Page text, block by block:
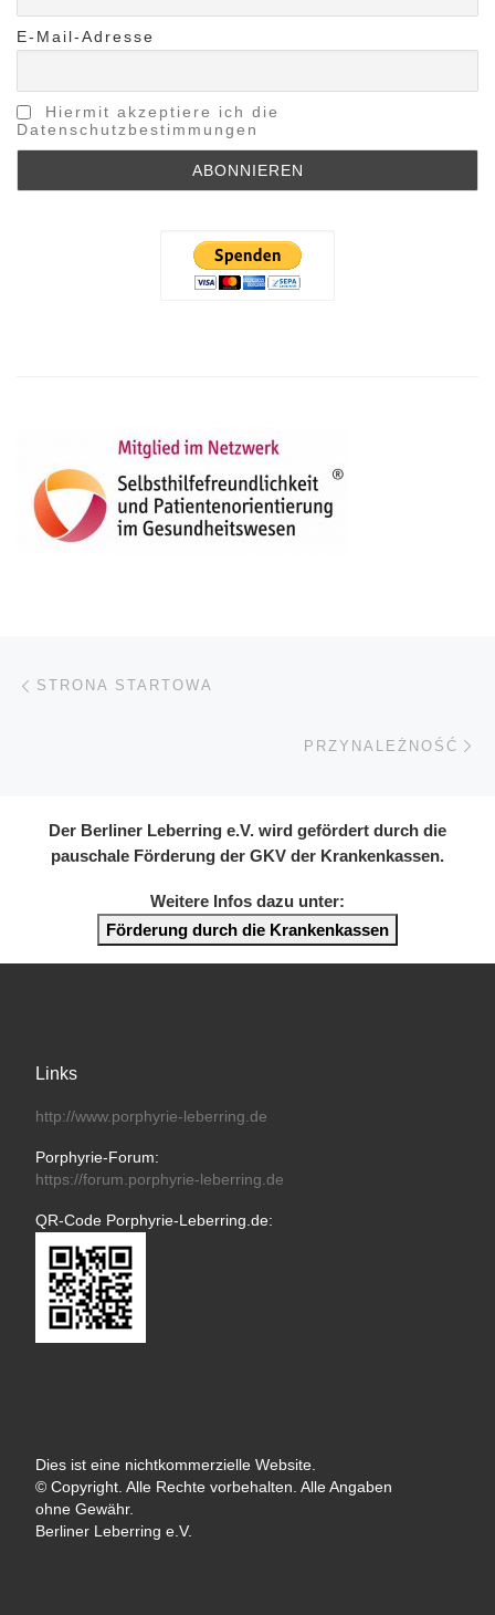
E-Mail-Adresse
Hiermit akzeptiere ich die
Datenschutzbestimmungen
Beitragsnavigation
STRONA STARTOWA
PRZYNALEŻNOŚĆ
Der Berliner Leberring e.V. wird gefördert durch die
pauschale Förderung der GKV der Krankenkassen.
Weitere Infos dazu unter:
Förderung durch die Krankenkassen
Links
http://www.porphyrie-leberring.de
Porphyrie-Forum:
https://forum.porphyrie-leberring.de
QR-Code Porphyrie-Leberring.de:
Dies ist eine nichtkommerzielle Website.
© Copyright. Alle Rechte vorbehalten. Alle Angaben
ohne Gewähr.
Berliner Leberring e.V.